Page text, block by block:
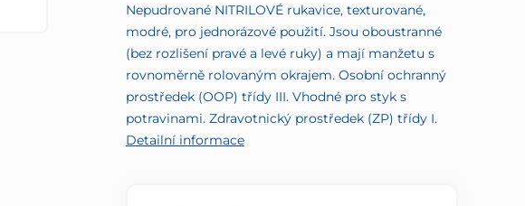
hvězdiček.
Nepudrované NITRILOVÉ rukavice, texturované,
modré, pro jednorázové použití. Jsou oboustranné
(bez rozlišení pravé a levé ruky) a mají manžetu s
rovnoměrně rolovaným okrajem. Osobní ochranný
prostředek (OOP) třídy III. Vhodné pro styk s
potravinami. Zdravotnický prostředek (ZP) třídy I.
Detailní informace